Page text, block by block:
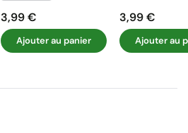
Prix
3,99 €
Ajouter au panier
Prix
3,99 €
Ajouter au